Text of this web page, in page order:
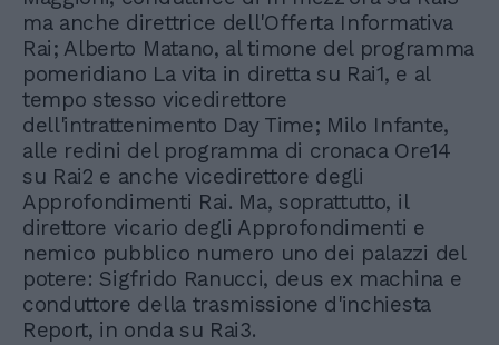
ma anche direttrice dell'Offerta Informativa
Rai; Alberto Matano, al timone del programma
pomeridiano La vita in diretta su Rai1, e al
tempo stesso vicedirettore
dell'intrattenimento Day Time; Milo Infante,
alle redini del programma di cronaca Ore14
su Rai2 e anche vicedirettore degli
Approfondimenti Rai. Ma, soprattutto, il
direttore vicario degli Approfondimenti e
nemico pubblico numero uno dei palazzi del
potere: Sigfrido Ranucci, deus ex machina e
conduttore della trasmissione d'inchiesta
Report, in onda su Rai3.